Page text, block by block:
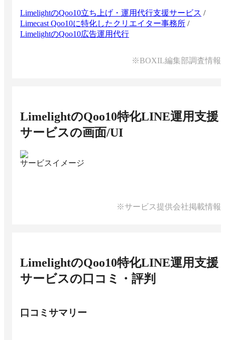
LimelightのQoo10立ち上げ・運用代行支援サービス /
Limecast Qoo10に特化したクリエイター事務所 /
LimelightのQoo10広告運用代行
※BOXIL編集部調査情報
LimelightのQoo10特化LINE運用支援
サービスの画面/UI
サービスイメージ
※サービス提供会社掲載情報
LimelightのQoo10特化LINE運用支援
サービスの口コミ・評判
口コミサマリー